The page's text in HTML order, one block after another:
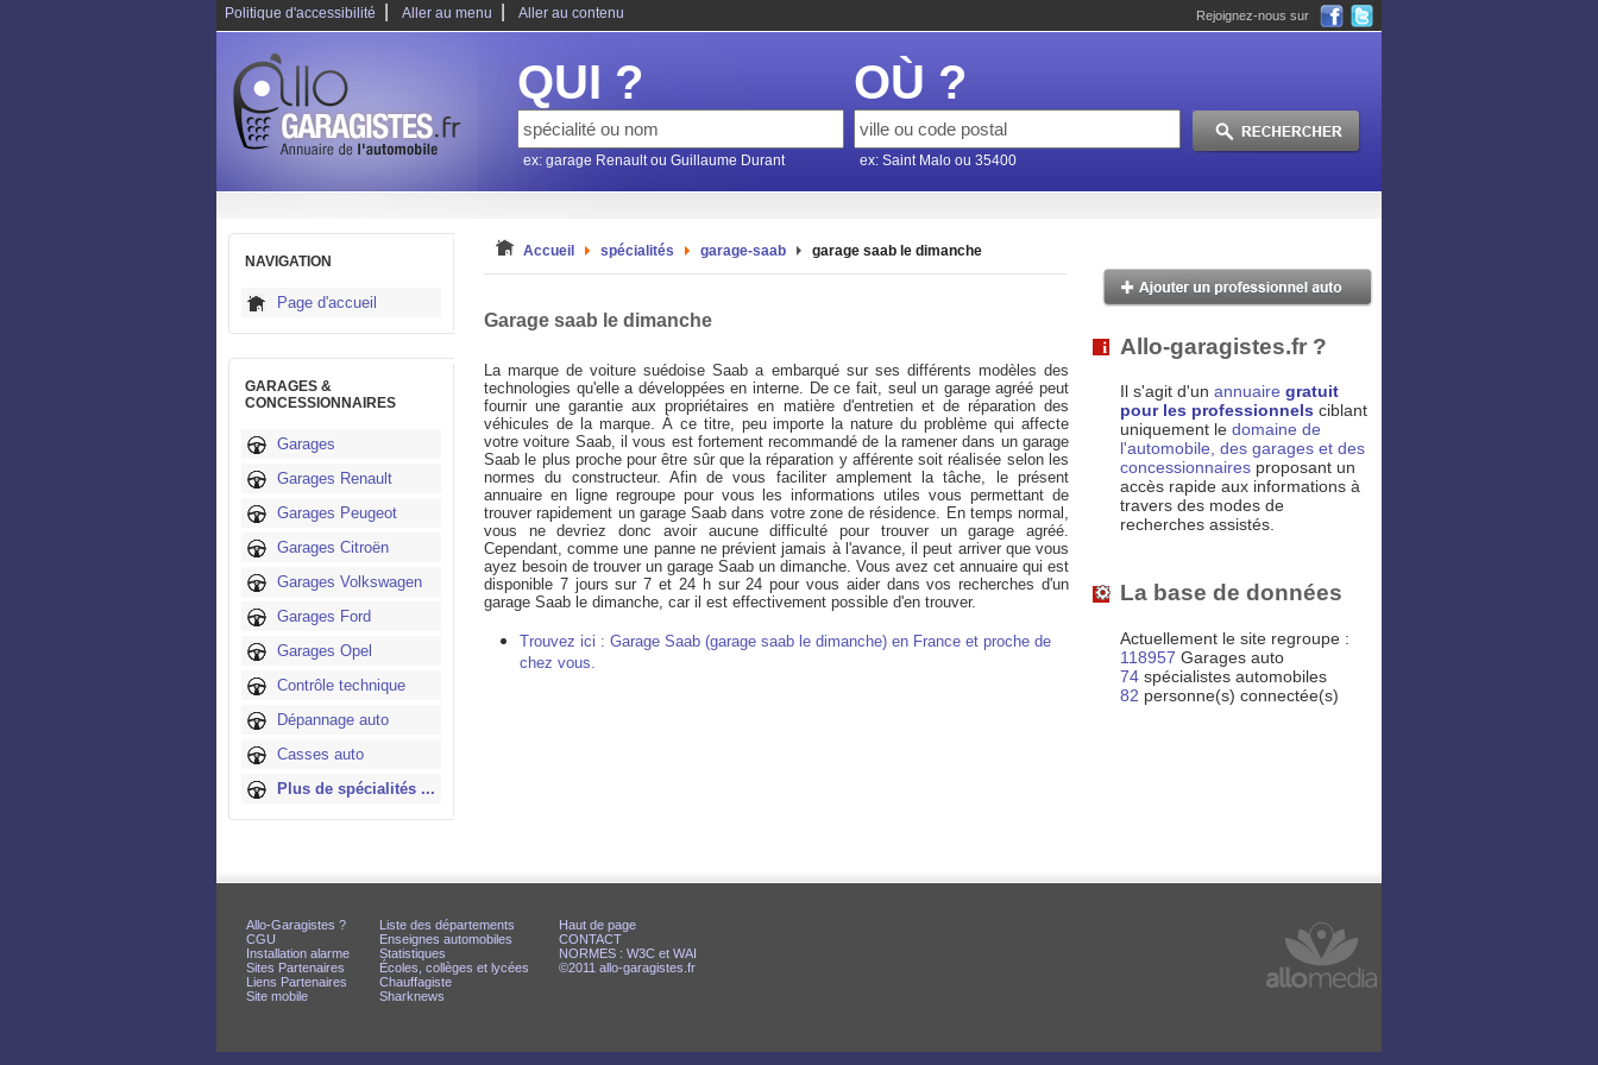
Politique d'accessibilité Aller au menu Aller au contenu Rejoignez-nous sur
QUI ?
ex: garage Renault ou Guillaume Durant
OÙ ?
ex: Saint Malo ou 35400
NAVIGATION
Page d'accueil
GARAGES &
CONCESSIONNAIRES
Garages
Garages Renault
Garages Peugeot
Garages Citroën
Garages Volkswagen
Garages Ford
Garages Opel
Contrôle technique
Dépannage auto
Casses auto
Plus de spécialités ...
Accueil spécialités garage-saab garage saab le dimanche
Garage saab le dimanche
La marque de voiture suédoise Saab a embarqué sur ses différents modèles des
technologies qu'elle a développées en interne. De ce fait, seul un garage agréé peut
fournir une garantie aux propriétaires en matière d'entretien et de réparation des
véhicules de la marque. À ce titre, peu importe la nature du problème qui affecte
votre voiture Saab, il vous est fortement recommandé de la ramener dans un garage
Saab le plus proche pour être sûr que la réparation y afférente soit réalisée selon les
normes du constructeur. Afin de vous faciliter amplement la tâche, le présent
annuaire en ligne regroupe pour vous les informations utiles vous permettant de
trouver rapidement un garage Saab dans votre zone de résidence. En temps normal,
vous ne devriez donc avoir aucune difficulté pour trouver un garage agréé.
Cependant, comme une panne ne prévient jamais à l'avance, il peut arriver que vous
ayez besoin de trouver un garage Saab un dimanche. Vous avez cet annuaire qui est
disponible 7 jours sur 7 et 24 h sur 24 pour vous aider dans vos recherches d'un
garage Saab le dimanche, car il est effectivement possible d'en trouver.
Trouvez ici : Garage Saab (garage saab le dimanche) en France et proche de
chez vous.
Allo-garagistes.fr ?
Il s'agit d'un annuaire gratuit
pour les professionnels ciblant
uniquement le domaine de
l'automobile, des garages et des
concessionnaires proposant un
accès rapide aux informations à
travers des modes de
recherches assistés.
La base de données
Actuellement le site regroupe :
118957 Garages auto
74 spécialistes automobiles
82 personne(s) connectée(s)
Allo-Garagistes ?
CGU
Installation alarme
Sites Partenaires
Liens Partenaires
Site mobile
Liste des départements
Enseignes automobiles
Statistiques
Écoles, collèges et lycées
Chauffagiste
Sharknews
Haut de page
CONTACT
NORMES : W3C et WAI
©2011 allo-garagistes.fr